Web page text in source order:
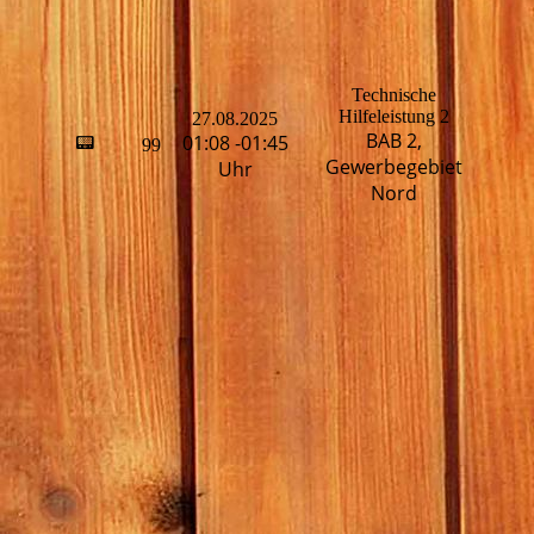
📟 99
27.08.2025
01:08 -01:45
Uhr
Technische
Hilfeleistung 2
BAB 2,
Gewerbegebiet
Nord